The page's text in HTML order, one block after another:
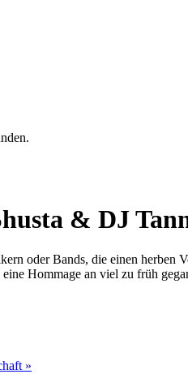
& DJ
oder Bands, die einen herben
Hommage an viel zu früh
»